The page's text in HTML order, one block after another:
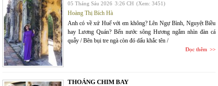
05 Tháng Sáu 2026 3:26 CH (Xem: 3451)
Hoàng Thị Bích Hà
Anh có về xứ Huế với em không? Lên Ngự Bình, Nguyệt Biều
hay Lương Quán? Bến nước sông Hương ngắm nhìn đàn cá
quẫy / Bên bụi tre ngà còn đó dấu khắc tên /
Đọc thêm
THOÁNG CHIM BAY